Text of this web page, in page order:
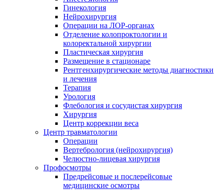
Гинекология
Нейрохирургия
Операции на ЛОР-органах
Отделение колопроктологии и
колоректальной хирургии
Пластическая хирургия
Размещение в стационаре
Рентгенхирургические методы диагностики
и лечения
Терапия
Урология
Флебология и сосудистая хирургия
Хирургия
Центр коррекции веса
Центр травматологии
Операции
Вертебрология (нейрохирургия)
Челюстно-лицевая хирургия
Профосмотры
Предрейсовые и послерейсовые
медицинские осмотры